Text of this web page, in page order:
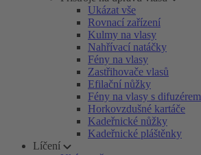
Ukázat vše
Rovnací zařízení
Kulmy na vlasy
Nahřívací natáčky
Fény na vlasy
Zastřihovače vlasů
Efilační nůžky
Fény na vlasy s difuzérem
Horkovzdušné kartáče
Kadeřnické nůžky
Kadeřnické pláštěnky
Líčení